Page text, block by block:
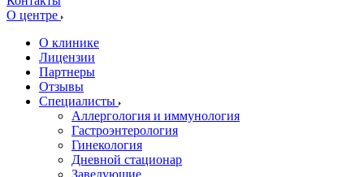
О центре
О клинике
Лицензии
Партнеры
Отзывы
Специалисты
Аллергология и иммунология
Гастроэнтерология
Гинекология
Дневной стационар
Заведующие